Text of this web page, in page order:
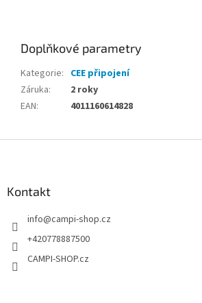
Doplňkové parametry
Kategorie: CEE připojení
Záruka:
2 roky
EAN: 4011160614828
Kontakt
info@campi-shop.cz
+420778887500
CAMPI-SHOP.cz